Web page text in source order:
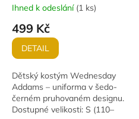
Ihned k odeslání (1 ks)
499 Kč
DETAIL
Dětský kostým Wednesday
Addams – uniforma v šedo-
černém pruhovaném designu.
Dostupné velikosti: S (110–